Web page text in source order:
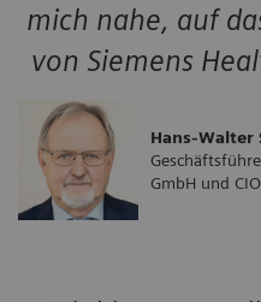
mich nahe, auf
von Siemens
Hans-Walter
GmbH und